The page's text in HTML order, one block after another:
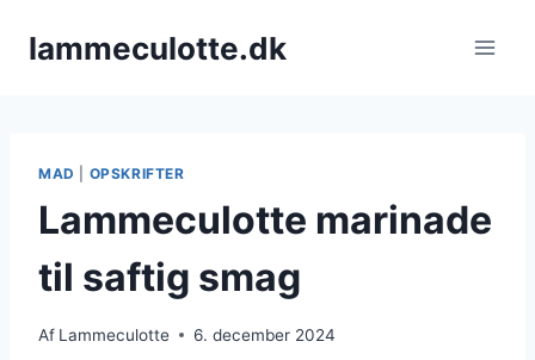
lammeculotte.dk
MAD OPSKRIFTER
Lammeculotte marinade
til saftig smag
Af Lammeculotte 6. december 2024